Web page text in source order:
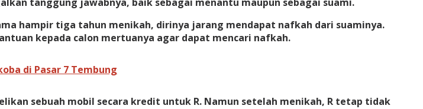
hampir tiga tahun menikah, dirinya jarang mendapat nafkah dari suaminya.
kepada calon mertuanya agar dapat mencari nafkah.
di Pasar 7 Tembung
sebuah mobil secara kredit untuk R. Namun setelah menikah, R tetap tidak